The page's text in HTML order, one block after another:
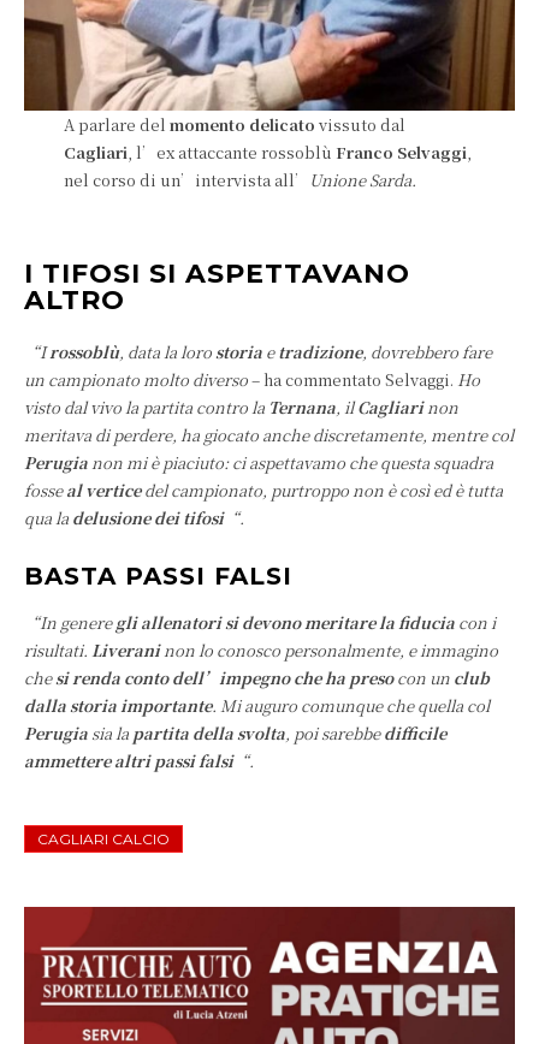
A parlare del momento delicato vissuto dal
Cagliari, l’ex attaccante rossoblù Franco Selvaggi,
nel corso di un’intervista all’
Unione Sarda.
I TIFOSI SI ASPETTAVANO
ALTRO
“Irossoblù, data la lorostoria etradizione, dovrebbero fare
un campionato molto diverso– ha commentato Selvaggi. Ho
visto dal vivo la partita contro la Ternana, ilCagliarinon
meritava di perdere, ha giocato anche discretamente, mentre col
Perugianon mi è piaciuto: ci aspettavamo che questa squadra
fosseal verticedel campionato, purtroppo non è così ed è tutta
qua la delusione dei tifosi“.
BASTA PASSI FALSI
“In generegli allenatori si devono meritare la fiducia con i
risultati. Liveraninon lo conosco personalmente, e immagino
chesi renda conto dell’impegno che ha presocon un club
dalla storia importante. Mi auguro comunque che quella col
Perugia sia la partita della svolta, poi sarebbedifficile
ammettere altri passi falsi“.
CAGLIARI CALCIO